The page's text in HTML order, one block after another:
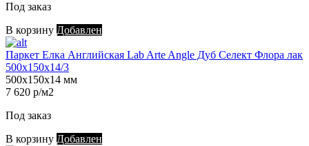
Под заказ
В корзину Добавлен
Паркет Елка Английская Lab Arte Angle Дуб Селект Флора лак
500х150х14/3
500х150х14 мм
7 620 р/м2
Под заказ
В корзину Добавлен